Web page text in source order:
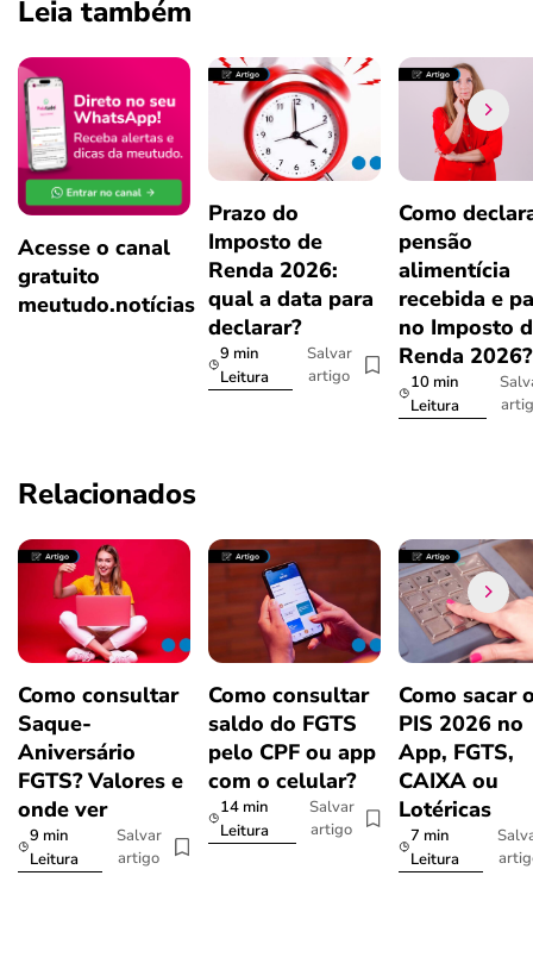
Leia também
Acesse o canal
gratuito
meutudo.notícias
Prazo do
Imposto de
Renda 2026:
qual a data para
declarar?
9 min
Leitura
Salvar
artigo
Como
pensão
alimentícia
recebida e
no Imposto
Renda
10 min
Leitura
Relacionados
Como consultar
Saque-
Aniversário
FGTS? Valores e
onde ver
9 min
Leitura
Salvar
artigo
Como consultar
saldo do FGTS
pelo CPF ou app
com o celular?
14 min
Leitura
Salvar
artigo
Como sacar
PIS 2026 no
App, FGTS,
CAIXA ou
Lotéricas
7 min
Leitura